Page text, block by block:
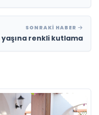
SONRAKI HABER
yaşına renkli kutlama